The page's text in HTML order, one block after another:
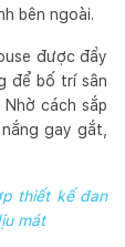
bên ngoài.
được đẩy
để bố trí sân
cách sắp
gay gắt,
thiết kế đan
mát